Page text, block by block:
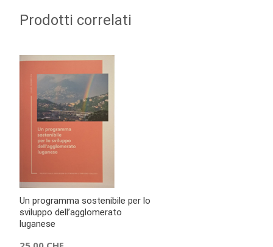
Prodotti correlati
Un programma sostenibile per lo
sviluppo dell’agglomerato
luganese